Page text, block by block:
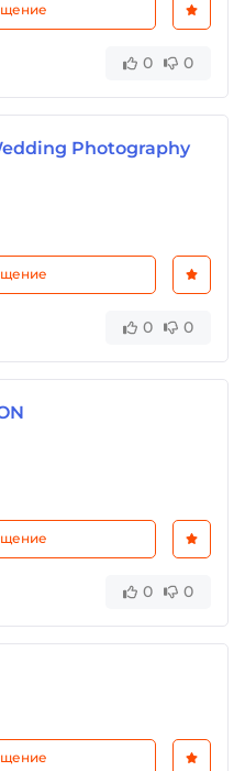
0 0
Photography
0 0
0 0